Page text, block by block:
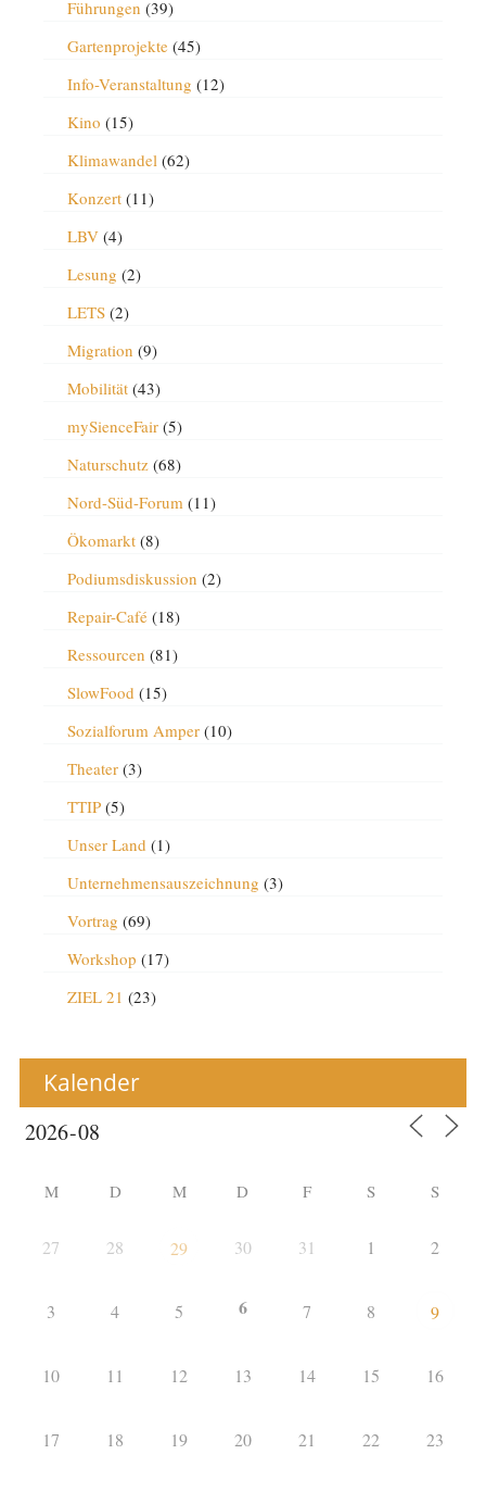
Führungen (39)
Gartenprojekte(45)
Info-Veranstaltung (12)
Kino (15)
Klimawandel (62)
Konzert(11)
LBV(4)
Lesung (2)
LETS(2)
Migration (9)
Mobilität(43)
mySienceFair(5)
Naturschutz(68)
Nord-Süd-Forum (11)
Ökomarkt(8)
Podiumsdiskussion (2)
Repair-Café(18)
Ressourcen (81)
SlowFood (15)
Sozialforum Amper(10)
Theater(3)
TTIP(5)
Unser Land (1)
Unternehmensauszeichnung (3)
Vortrag (69)
Workshop (17)
ZIEL 21 (23)
Kalender
M D M D F S S
27 28 29 30 31 1 2
3 4 5 6 7 8 9
10 11 12 13 14 15 16
17 18 19 20 21 22 23